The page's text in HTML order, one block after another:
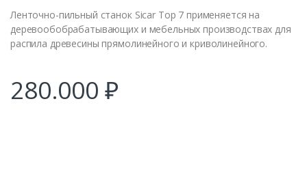
Ленточно-пильный станок Sicar Top 7 применяется на
деревообобрабатывающих и мебельных производствах для
распила древесины прямолинейного и криволинейного.
280.000 ₽